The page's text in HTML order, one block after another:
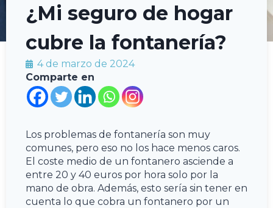
¿Mi seguro de hogar
cubre la fontanería?
4 de marzo de 2024
Comparte en
Los problemas de fontanería son muy
comunes, pero eso no los hace menos caros.
El coste medio de un fontanero asciende a
entre 20 y 40 euros por hora solo por la
mano de obra. Además, esto sería sin tener en
cuenta lo que cobra un fontanero por un